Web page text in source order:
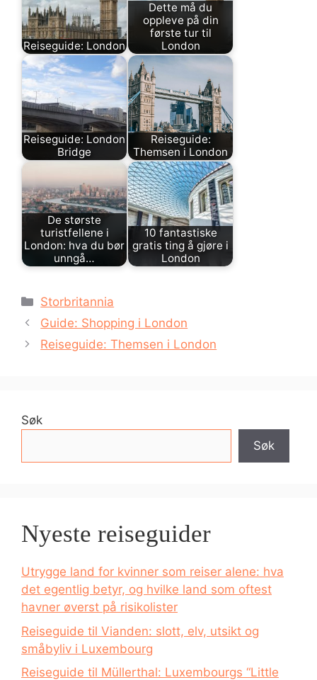
Reiseguide: London
Dette må du
oppleve på din
første tur til
London
Reiseguide: London
Bridge
Reiseguide:
Themsen i London
De største
turistfellene i
London: hva du bør
unngå…
10 fantastiske
gratis ting å gjøre i
London
Kategorier
Storbritannia
Guide: Shopping i London
Reiseguide: Themsen i London
Søk
Søk
Nyeste reiseguider
Utrygge land for kvinner som reiser alene: hva
det egentlig betyr, og hvilke land som oftest
havner øverst på risikolister
Reiseguide til Vianden: slott, elv, utsikt og
småbyliv i Luxembourg
Reiseguide til Müllerthal: Luxembourgs “Little